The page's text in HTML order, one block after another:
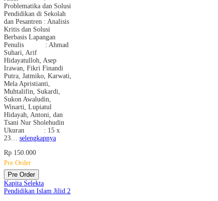
Problematika dan Solusi
Pendidikan di Sekolah
dan Pesantren : Analisis
Kritis dan Solusi
Berbasis Lapangan
Penulis : Ahmad
Suhari, Arif
Hidayatulloh, Asep
Irawan, Fikri Finandi
Putra, Jatmiko, Karwati,
Mela Apristianti,
Muhtalifin, Sukardi,
Sukon Awaludin,
Winarti, Lupiatul
Hidayah, Antoni, dan
Tsani Nur Sholehudin
Ukuran : 15 x
23… selengkapnya
Rp 150.000
Pre Order
Pre Order
Kapita Selekta
Pendidikan Islam Jilid 2